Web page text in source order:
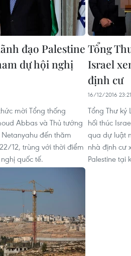
đạo Palestine
dự hội nghị
mời Tổng thống
Abbas và Thủ tướng
đến thăm
12, trùng với thời điểm
quốc tế.
Tổng
Israel
định cư
16/12/2016 23:21
Tổng Thư ký
hối thúc
qua dự luật
nhà định cư
Palestine tại